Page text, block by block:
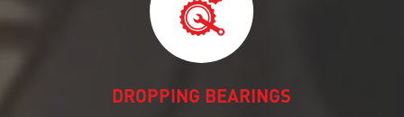
DROPPING BEARINGS